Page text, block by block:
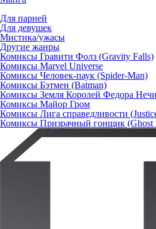
Для парней
Для девушек
Мистика/ужасы
Другие жанры
Комиксы Гравити Фолз (Gravity Falls)
Комиксы Marvel Universe
Комиксы Человек-паук (Spider-Man)
Комиксы Бэтмен (Batman)
Комиксы Земля Королей Федора
Комиксы Майор Гром
Комиксы Лига справедливости
Комиксы Призрачный гонщик (Ghost